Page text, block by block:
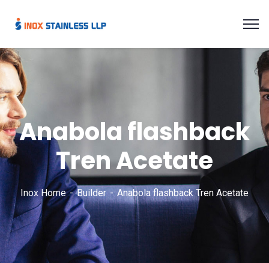
Anabola flashback
Tren Acetate
Inox Home Builder Anabola flashback Tren Acetate